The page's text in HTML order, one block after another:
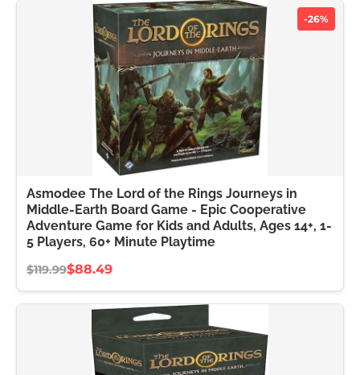
-26%
Asmodee The Lord of the Rings Journeys in
Middle-Earth Board Game - Epic Cooperative
Adventure Game for Kids and Adults, Ages 14+, 1-
5 Players, 60+ Minute Playtime
$119.99$88.49